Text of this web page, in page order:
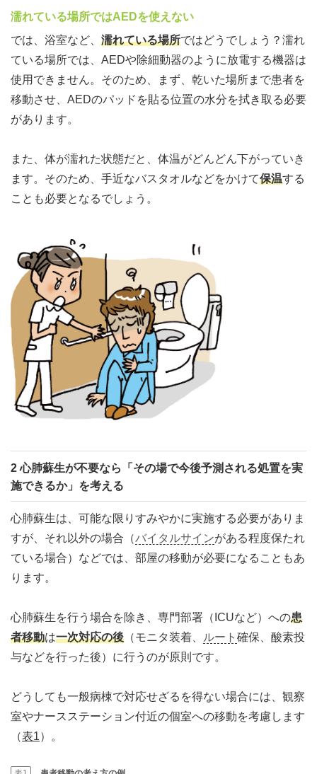
濡れている場所ではAEDを使えない
では、浴室など、 濡れている場所ではどうでしょう？濡れ
ている場所では、AEDや除細動器のように放電する機器は
使用できません。そのため、まず、乾いた場所まで患者を
移動させ、AEDのパッドを貼る位置の水分を拭き取る必要
があります。
また、体が濡れた状態だと、体温がどんどん下がっていき
ます。そのため、手近なバスタオルなどをかけて保温する
ことも必要となるでしょう。
2 心肺蘇生が不要なら「その場で今後予測される処置を実
施できるか」を考える
心肺蘇生は、可能な限りすみやかに実施する必要がありま
すが、それ以外の場合（バイタルサインがある程度保たれ
ている場合）などでは、部屋の移動が必要になることもあ
ります。
心肺蘇生を行う場合を除き、専門部署（ICUなど）への患
者移動は一次対応の後 （モニタ装着、 ルート 確保、酸素投
与などを行った後）に行うのが原則です。
どうしても一般病棟で対応せざるを得ない場合には、観察
室やナースステーション付近の個室への移動を考慮します
（表1）。